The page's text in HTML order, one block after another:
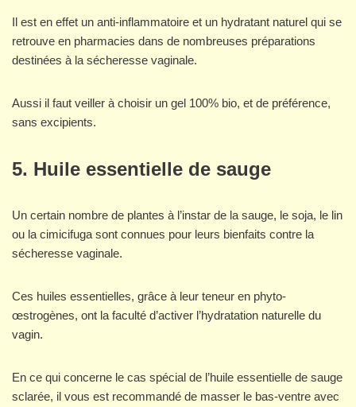
Il est en effet un anti-inflammatoire et un hydratant naturel qui se
retrouve en pharmacies dans de nombreuses préparations
destinées à la sécheresse vaginale.
Aussi il faut veiller à choisir un gel 100% bio, et de préférence,
sans excipients.
5. Huile essentielle de sauge
Un certain nombre de plantes à l’instar de la sauge, le soja, le lin
ou la cimicifuga sont connues pour leurs bienfaits contre la
sécheresse vaginale.
Ces huiles essentielles, grâce à leur teneur en phyto-
œstrogènes, ont la faculté d’activer l’hydratation naturelle du
vagin.
En ce qui concerne le cas spécial de l’huile essentielle de sauge
sclarée, il vous est recommandé de masser le bas-ventre avec